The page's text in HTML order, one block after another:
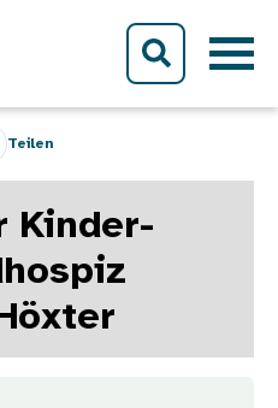
Teilen
Kinder-